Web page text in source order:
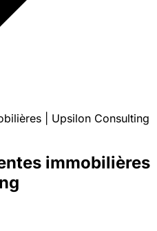
| Upsilon Consulting
immobilières